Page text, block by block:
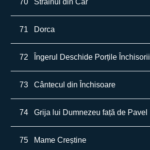
70 Străinul din Car
71 Dorca
72 Îngerul Deschide Porțile Închisorii
73 Cântecul din Închisoare
74 Grija lui Dumnezeu față de Pavel
75 Mame Creștine